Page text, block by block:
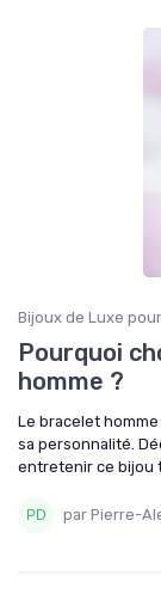
Bijoux de Luxe
Pourquoi
homme ?
Le bracelet
sa personnalité.
entretenir ce bijou
par Pierre-